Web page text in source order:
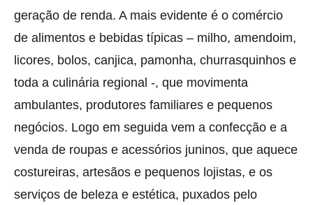
geração de renda. A mais evidente é o comércio
de alimentos e bebidas típicas – milho, amendoim,
licores, bolos, canjica, pamonha, churrasquinhos e
toda a culinária regional -, que movimenta
ambulantes, produtores familiares e pequenos
negócios. Logo em seguida vem a confecção e a
venda de roupas e acessórios juninos, que aquece
costureiras, artesãos e pequenos lojistas, e os
serviços de beleza e estética, puxados pelo